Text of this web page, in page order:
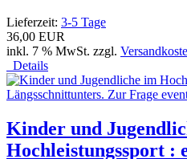
Lieferzeit: 3-5 Tage
36,00 EUR
inkl. 7 % MwSt. zzgl.
Details
Kinder und
Hochleistungssport :